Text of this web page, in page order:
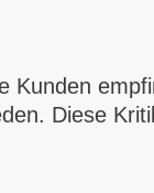
Diese